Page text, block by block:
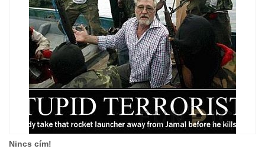
Nincs cím!